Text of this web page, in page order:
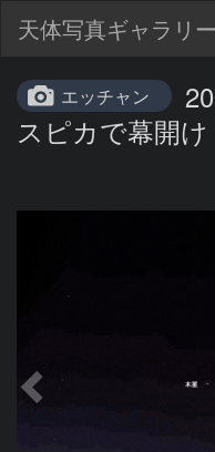
天体写真ギャラリー
エッチャン
スピカで幕開け